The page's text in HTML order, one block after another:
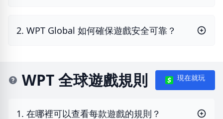
2. WPT Global 如何確保遊戲安全可靠？
WPT 全球遊戲規則 現在就玩
1. 在哪裡可以查看每款遊戲的規則？